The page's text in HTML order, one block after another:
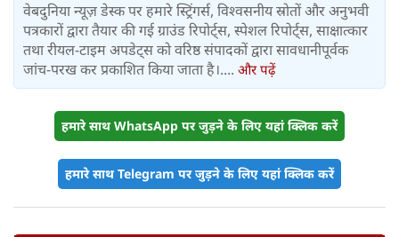
वेबदुनिया न्यूज़ डेस्क पर हमारे स्ट्रिंगर्स, विश्वसनीय स्रोतों और अनुभवी
पत्रकारों द्वारा तैयार की गई ग्राउंड रिपोर्ट्स, स्पेशल रिपोर्ट्स, साक्षात्कार
तथा रीयल-टाइम अपडेट्स को वरिष्ठ संपादकों द्वारा सावधानीपूर्वक
जांच-परख कर प्रकाशित किया जाता है।.... और पढ़ें
हमारे साथ WhatsApp पर जुड़ने के लिए यहां क्लिक करें
हमारे साथ Telegram पर जुड़ने के लिए यहां क्लिक करें